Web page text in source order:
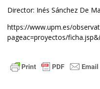
Director: Inés Sánchez De
https://www.upm.es/
pageac=proyectos/